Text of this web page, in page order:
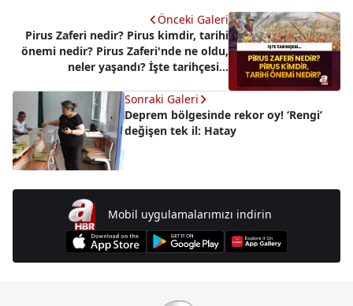
Önceki Galeri
Pirus Zaferi nedir? Pirus kimdir, tarihi
önemi nedir? Pirus Zaferi'nde ne oldu,
neler yaşandı? İşte tarihçesi...
Sonraki Galeri
Deprem bölgesinde rekor oy! ‘Rengi’
değişen tek il: Hatay
Mobil uygulamalarımızı indirin